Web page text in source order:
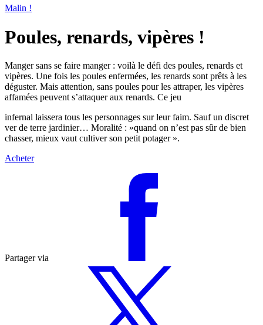
Malin !
Poules, renards, vipères !
Manger sans se faire manger : voilà le défi des poules, renards et
vipères. Une fois les poules enfermées, les renards sont prêts à les
déguster. Mais attention, sans poules pour les attraper, les vipères
affamées peuvent s’attaquer aux renards. Ce jeu
infernal laissera tous les personnages sur leur faim. Sauf un discret
ver de terre jardinier… Moralité : »quand on n’est pas sûr de bien
chasser, mieux vaut cultiver son petit potager ».
Acheter
Partager via